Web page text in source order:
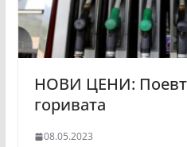
НОВИ ЦЕНИ:
горивата
08.05.2023